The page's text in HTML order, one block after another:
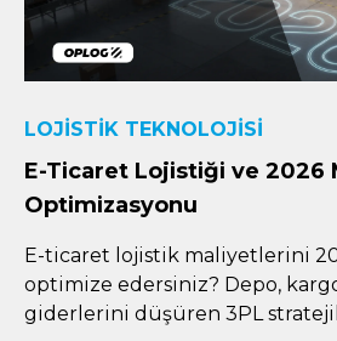
LOJISTIK TEKNOLOJISI
E-Ticaret Lojistiği ve 2026
Optimizasyonu
E-ticaret lojistik maliyetlerini
optimize edersiniz? Depo,
giderlerini düşüren 3PL